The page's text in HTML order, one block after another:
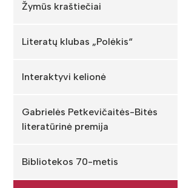
Žymūs kraštiečiai
Literatų klubas „Polėkis“
Interaktyvi kelionė
Gabrielės Petkevičaitės-Bitės
literatūrinė premija
Bibliotekos 70-metis